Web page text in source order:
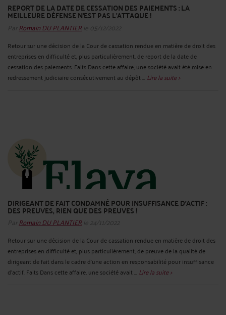
REPORT DE LA DATE DE CESSATION DES PAIEMENTS : LA
MEILLEURE DÉFENSE N’EST PAS L’ATTAQUE !
Par Romain DU PLANTIERle 05/12/2022
Retour sur une décision de la Cour de cassation rendue en matière de droit des
entreprises en difficulté et, plus particulièrement, de report de la date de
cessation des paiements. Faits Dans cette affaire, une société avait été mise en
redressement judiciaire consécutivement au dépôt ... Lire la suite >
DIRIGEANT DE FAIT CONDAMNÉ POUR INSUFFISANCE D’ACTIF :
DES PREUVES, RIEN QUE DES PREUVES !
Par Romain DU PLANTIERle 24/11/2022
Retour sur une décision de la Cour de cassation rendue en matière de droit des
entreprises en difficulté et, plus particulièrement, de preuve de la qualité de
dirigeant de fait dans le cadre d’une action en responsabilité pour insuffisance
d’actif. Faits Dans cette affaire, une société avait ... Lire la suite >